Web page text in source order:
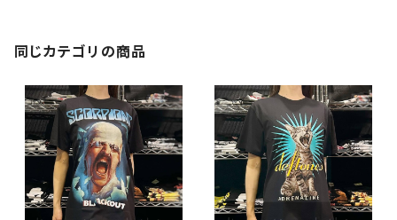
同じカテゴリの商品